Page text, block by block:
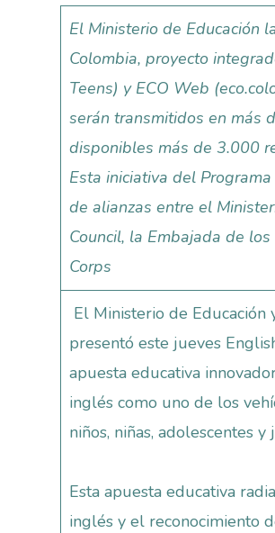
El Ministerio de Educación
Colombia, proyecto
Teens) y ECO Web
serán transmitidos en más
disponibles más de 3.000
Esta iniciativa del
de alianzas entre el
Council, la Embajada de
Corps
El Ministerio de
presentó este jueves
apuesta educativa
inglés como uno de los
niños, niñas, adolescentes
Esta apuesta educativa
inglés y el reconocimiento